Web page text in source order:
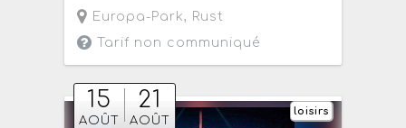
Europa-Park, Rust
Tarif non communiqué
15
AOÛT
21
AOÛT
loisirs